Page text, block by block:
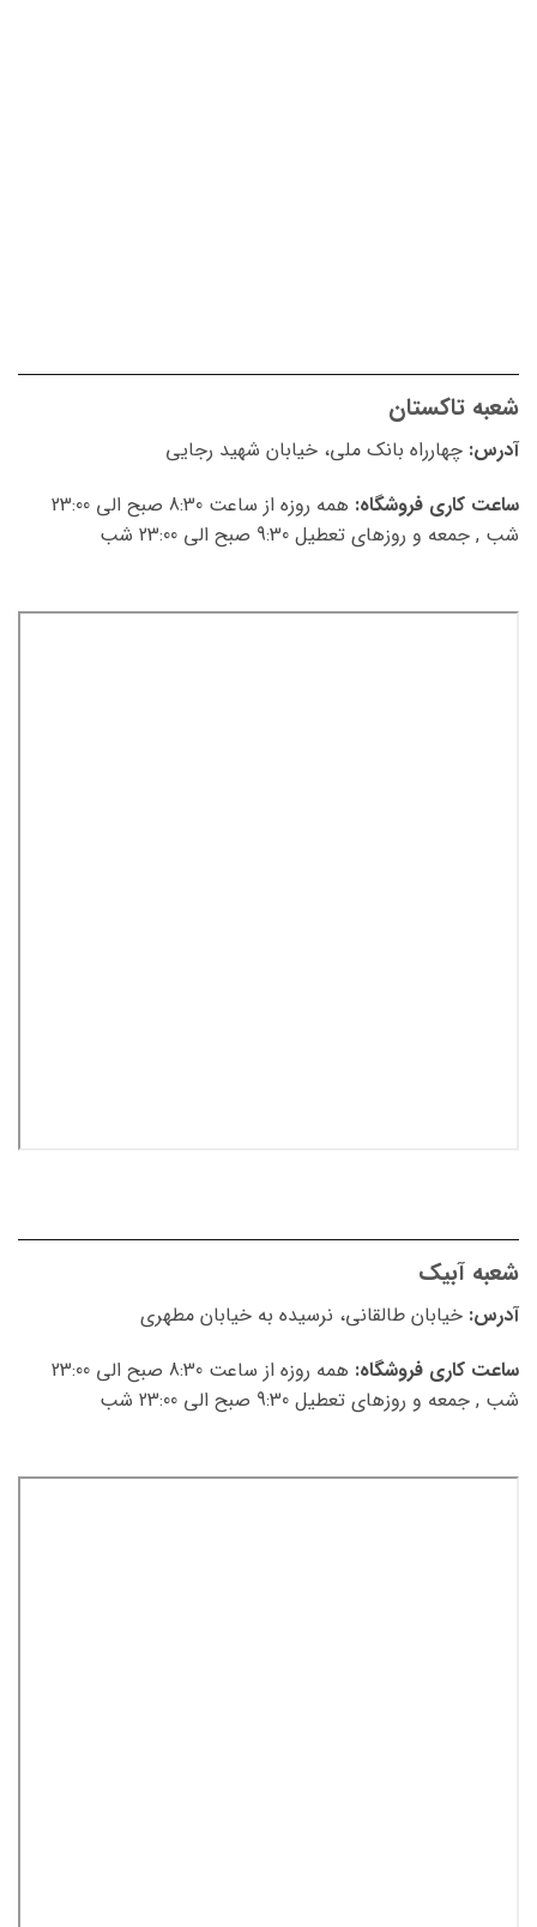
شعبه تاکستان
آدرس: چهارراه بانک ملی، خیابان شهید رجایی
ساعت کاری فروشگاه:
همه روزه از ساعت 8:30 صبح الی 23:00
شب , جمعه و روزهای تعطیل 9:30 صبح الی 23:00 شب
شعبه آبیک
آدرس: خیابان طالقانی، نرسیده به خیابان مطهری
ساعت کاری فروشگاه:
همه روزه از ساعت 8:30 صبح الی 23:00
شب , جمعه و روزهای تعطیل 9:30 صبح الی 23:00 شب